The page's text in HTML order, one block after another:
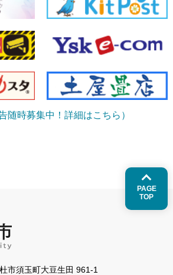
随時募集中！詳細はこちら）
PAGE
TOP
市須玉町大豆生田 961-1